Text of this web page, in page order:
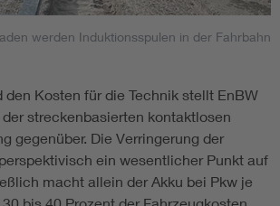
werden Induktionsspulen in der Fahrbahn
den Kosten für die Technik stellt EnBW
streckenbasierten kontaktlosen
gegenüber. Die Verringerung der
ein wesentlicher Punkt auf
macht allein der Akku bei Pkw je